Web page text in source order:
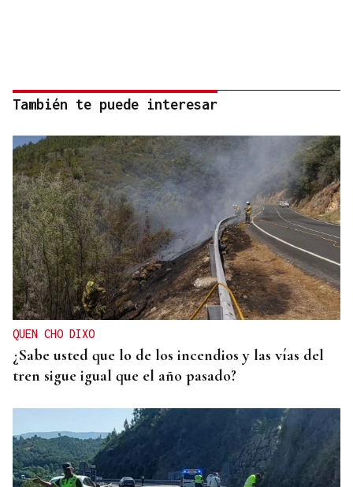
También te puede interesar
QUEN CHO DIXO
¿Sabe usted que lo de los incendios y las vías del
tren sigue igual que el año pasado?